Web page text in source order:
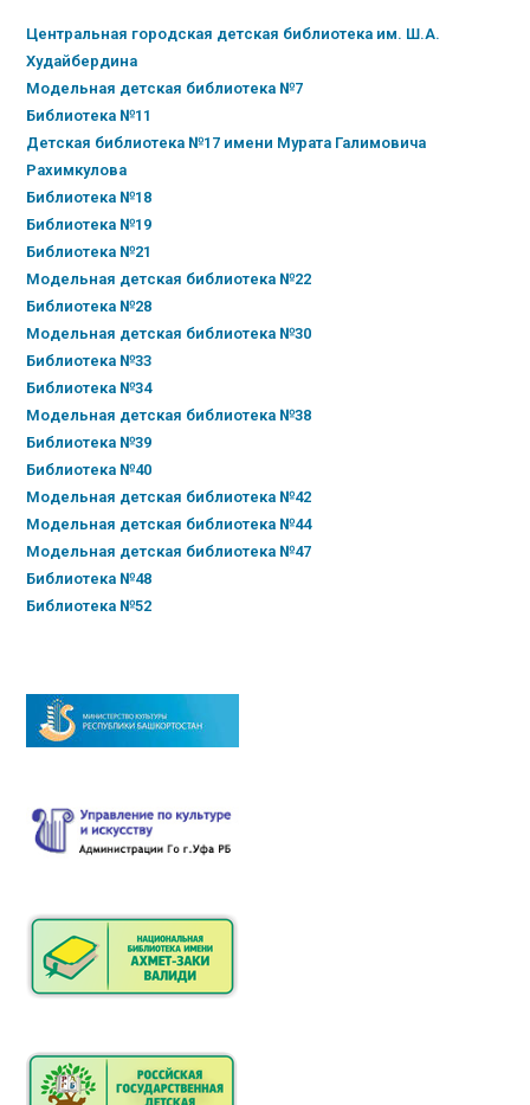
Центральная городская детская библиотека им. Ш.А.
Худайбердина
Модельная детская библиотека №7
Библиотека №11
Детская библиотека №17 имени Мурата Галимовича
Рахимкулова
Библиотека №18
Библиотека №19
Библиотека №21
Модельная детская библиотека №22
Библиотека №28
Модельная детская библиотека №30
Библиотека №33
Библиотека №34
Модельная детская библиотека №38
Библиотека №39
Библиотека №40
Модельная детская библиотека №42
Модельная детская библиотека №44
Модельная детская библиотека №47
Библиотека №48
Библиотека №52